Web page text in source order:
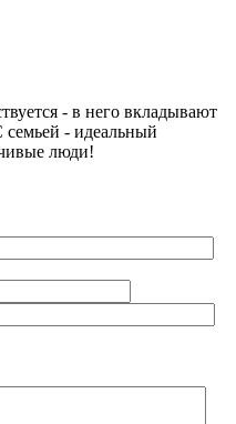
- в него вкладывают
семьей - идеальный
люди!